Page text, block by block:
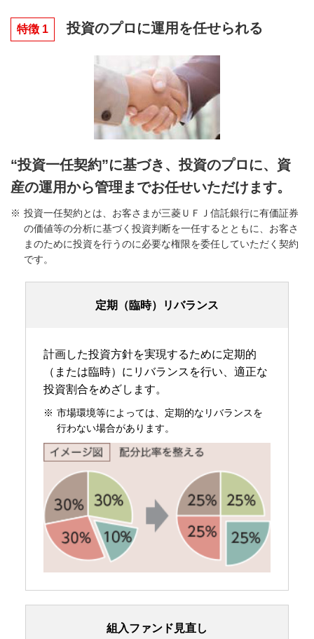
特徴 1 投資のプロに運用を任せられる
“投資一任契約”に基づき、投資のプロに、資
産の運用から管理までお任せいただけます。
投資一任契約とは、お客さまが三菱ＵＦＪ信託銀行に有価証券
の価値等の分析に基づく投資判断を一任するとともに、お客さ
まのために投資を行うのに必要な権限を委任していただく契約
です。
定期（臨時）リバランス
計画した投資方針を実現するために定期的
（または臨時）にリバランスを行い、適正な
投資割合をめざします。
市場環境等によっては、定期的なリバランスを
行わない場合があります。
組入ファンド見直し